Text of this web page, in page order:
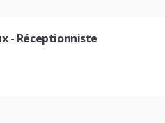
- Réceptionniste